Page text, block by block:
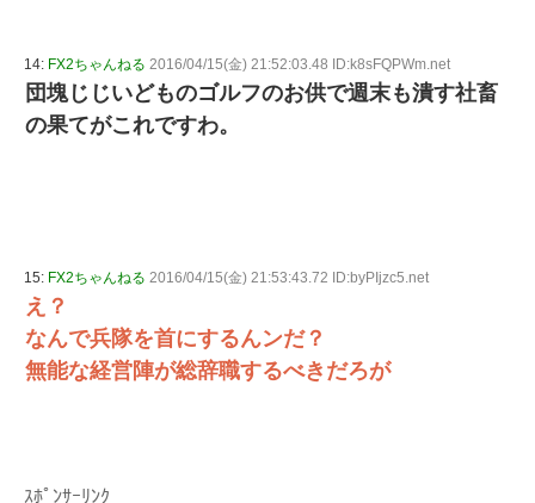
14: FX2ちゃんねる 2016/04/15(金) 21:52:03.48 ID:k8sFQPWm.net
団塊じじいどものゴルフのお供で週末も潰す社畜
の果てがこれですわ。
15: FX2ちゃんねる 2016/04/15(金) 21:53:43.72 ID:byPIjzc5.net
え？
なんで兵隊を首にするんンだ？
無能な経営陣が総辞職するべきだろが
ｽﾎﾟﾝｻｰﾘﾝｸ